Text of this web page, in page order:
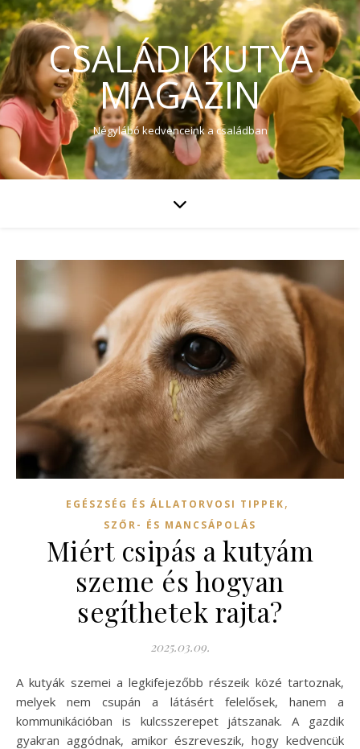
CSALÁDI KUTYA
MAGAZIN
Négylábó kedvenceink a családban
EGÉSZSÉG ÉS ÁLLATORVOSI TIPPEK,
SZŐR- ÉS MANCSÁPOLÁS
Miért csipás a kutyám
szeme és hogyan
segíthetek rajta?
2025.03.09.
A kutyák szemei a legkifejezőbb részeik közé tartoznak,
melyek nem csupán a látásért felelősek, hanem a
kommunikációban is kulcsszerepet játszanak. A gazdik
gyakran aggódnak, amikor észreveszik, hogy kedvencük